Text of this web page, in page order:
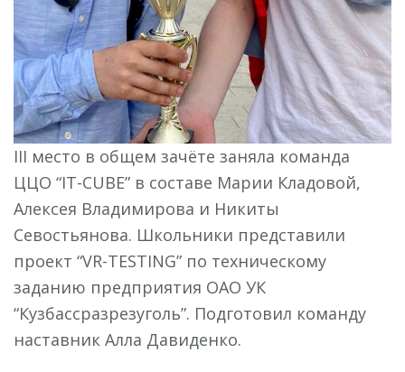
III место в общем зачёте заняла команда
ЦЦО “IT-CUBE” в составе Марии Кладовой,
Алексея Владимирова и Никиты
Севостьянова. Школьники представили
проект “VR-TESTING” по техническому
заданию предприятия ОАО УК
“Кузбассразрезуголь”. Подготовил команду
наставник Алла Давиденко.